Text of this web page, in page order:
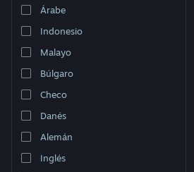
Árabe
Indonesio
Malayo
Búlgaro
Checo
Danés
Alemán
Inglés